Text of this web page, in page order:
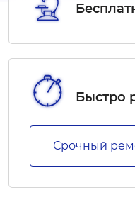
Быстро
Срочный